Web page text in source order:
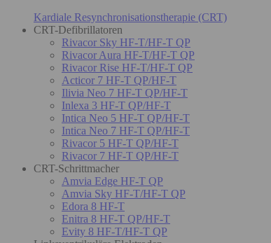
Kardiale Resynchronisationstherapie (CRT)
CRT-Defibrillatoren
Rivacor Sky HF-T/HF-T QP
Rivacor Aura HF-T/HF-T QP
Rivacor Rise HF-T/HF-T QP
Acticor 7 HF-T QP/HF-T
Ilivia Neo 7 HF-T QP/HF-T
Inlexa 3 HF-T QP/HF-T
Intica Neo 5 HF-T QP/HF-T
Intica Neo 7 HF-T QP/HF-T
Rivacor 5 HF-T QP/HF-T
Rivacor 7 HF-T QP/HF-T
CRT-Schrittmacher
Amvia Edge HF-T QP
Amvia Sky HF-T/HF-T QP
Edora 8 HF-T
Enitra 8 HF-T QP/HF-T
Evity 8 HF-T/HF-T QP